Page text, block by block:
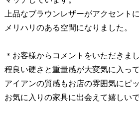
上品なブラウンレザーがアクセント
メリハリのある空間になりました。
＊お客様からコメントをいただきま
程良い硬さと重量感が大変気に入って
アイアンの質感もお店の雰囲気にピッ
お気に入りの家具に出会えて嬉しいで